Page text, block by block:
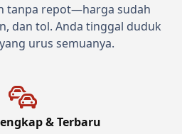
tanpa repot—harga sudah
dan tol. Anda tinggal duduk
urus semuanya.
& Terbaru